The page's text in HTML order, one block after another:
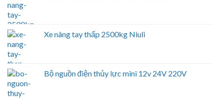
Xe nâng tay thấp 2500kg Niuli
Bộ nguồn điện thủy lực mini 12v 24V 220V